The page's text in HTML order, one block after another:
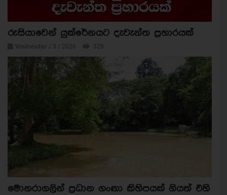
රුසියාවෙන් යුක්රේනයට දැවැන්ත ප්‍රහාරයක්
Wednesday / 5 / 2026 329
මොනරාගලින් ප්‍රධාන ගංඟා කිහිපයක් ගියත් එහි